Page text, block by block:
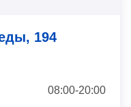
194
08:00-20:00